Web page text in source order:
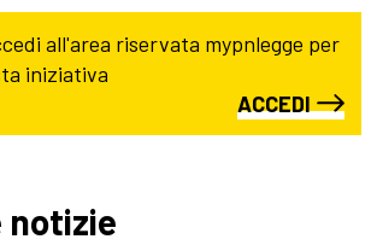
all'area riservata mypnlegge per
iniziativa
ACCEDI
notizie